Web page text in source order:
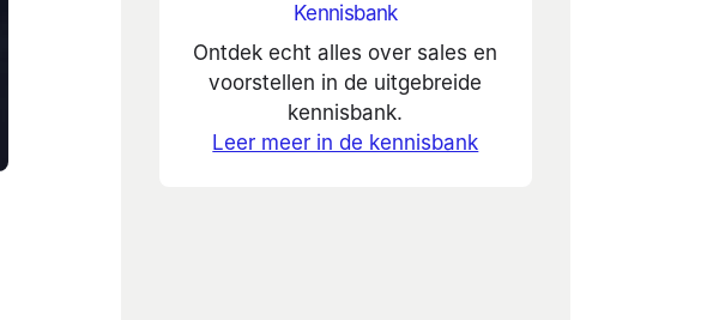
Kennisbank
Ontdek echt alles over sales en
voorstellen in de uitgebreide
kennisbank.
Leer meer in de kennisbank